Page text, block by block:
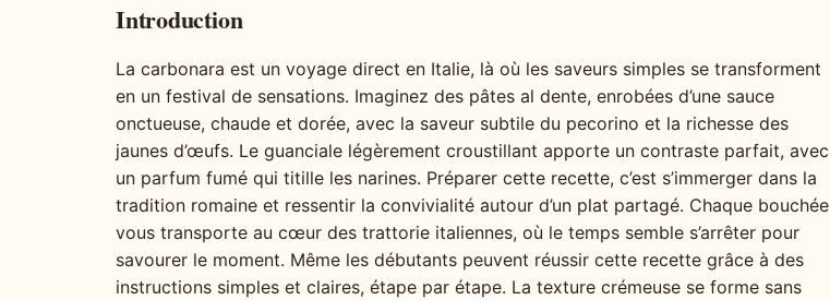
Introduction
La carbonara est un voyage direct en Italie, là où les saveurs simples se transforment
en un festival de sensations. Imaginez des pâtes al dente, enrobées d’une sauce
onctueuse, chaude et dorée, avec la saveur subtile du pecorino et la richesse des
jaunes d’œufs. Le guanciale légèrement croustillant apporte un contraste parfait, avec
un parfum fumé qui titille les narines. Préparer cette recette, c’est s’immerger dans la
tradition romaine et ressentir la convivialité autour d’un plat partagé. Chaque bouchée
vous transporte au cœur des trattorie italiennes, où le temps semble s’arrêter pour
savourer le moment. Même les débutants peuvent réussir cette recette grâce à des
instructions simples et claires, étape par étape. La texture crémeuse se forme sans